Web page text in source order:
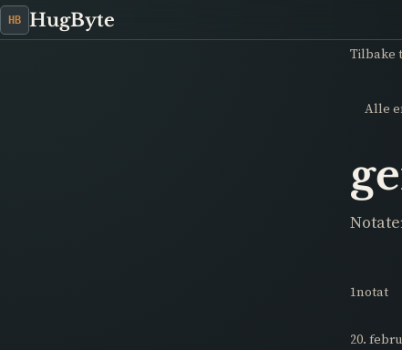
HB HugByte
Tilbake
Alle
1notat
20.